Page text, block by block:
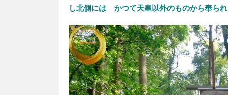
し北側には かつて天皇以外のものから奉ら